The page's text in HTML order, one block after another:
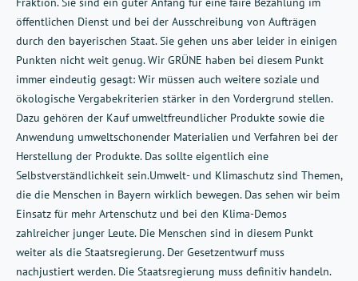
öffentlichen Dienst und bei der Ausschreibung von Aufträgen
durch den bayerischen Staat. Sie gehen uns aber leider in einigen
Punkten nicht weit genug. Wir GRÜNE haben bei diesem Punkt
immer eindeutig gesagt: Wir müssen auch weitere soziale und
ökologische Vergabekriterien stärker in den Vordergrund stellen.
Dazu gehören der Kauf umweltfreundlicher Produkte sowie die
Anwendung umweltschonender Materialien und Verfahren bei der
Herstellung der Produkte. Das sollte eigentlich eine
Selbstverständlichkeit sein.Umwelt- und Klimaschutz sind Themen,
die die Menschen in Bayern wirklich bewegen. Das sehen wir beim
Einsatz für mehr Artenschutz und bei den Klima-Demos
zahlreicher junger Leute. Die Menschen sind in diesem Punkt
weiter als die Staatsregierung. Der Gesetzentwurf muss
nachjustiert werden. Die Staatsregierung muss definitiv handeln.